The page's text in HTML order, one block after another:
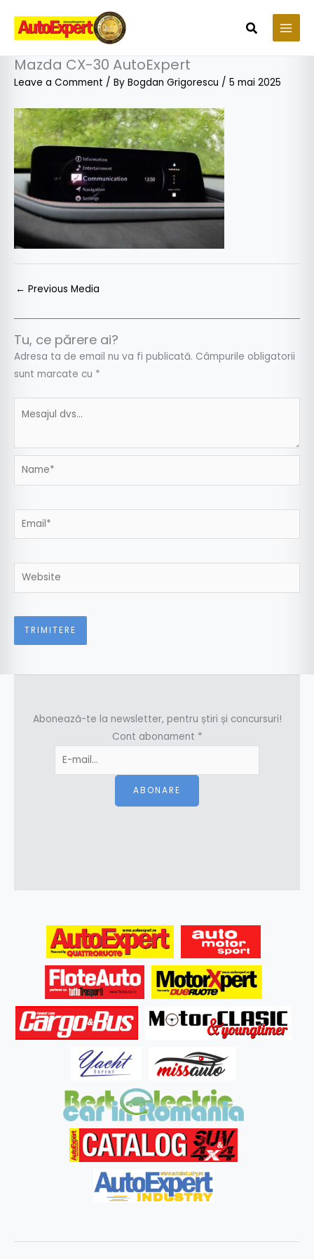
content
Search
Mazda CX-30 AutoExpert
Leave a Comment / By Bogdan Grigorescu / 5 mai 2025
← Previous Media
Tu, ce părere ai?
Adresa ta de email nu va fi publicată. Câmpurile obligatorii
sunt marcate cu *
Name*
Email*
Website
Abonează-te la newsletter, pentru știri și concursuri!
Cont abonament *
ABONARE